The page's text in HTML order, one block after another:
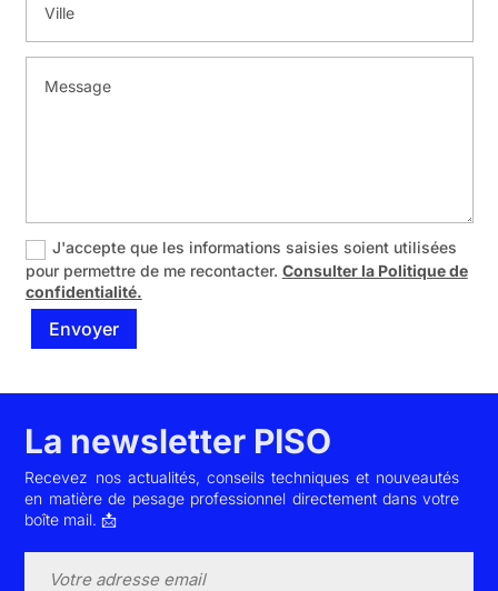
J'accepte que les informations saisies soient utilisées
pour permettre de me recontacter. Consulter la Politique de
confidentialité.
Envoyer
La newsletter PISO
Recevez nos actualités, conseils techniques et nouveautés
en matière de pesage professionnel directement dans votre
boîte mail. 📩